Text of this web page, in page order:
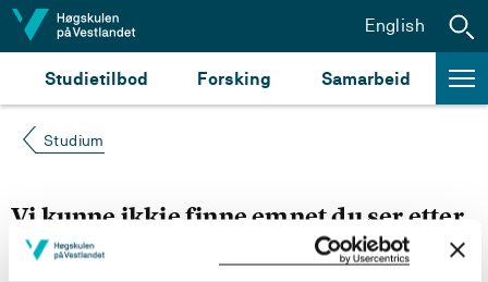
Hopp til innhald
Studietilbod Forsking Samarbeid
English
Studium
Vi kunne ikkje finne emnet du ser etter
søke opp emnet du ser etter i